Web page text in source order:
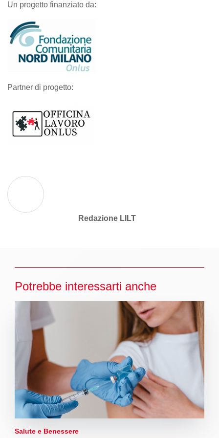
Un progetto finanziato da:
Partner di progetto:
Redazione LILT
Potrebbe interessarti anche
Salute e Benessere